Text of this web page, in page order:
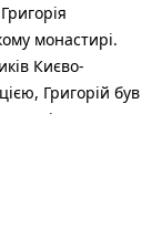
монастирі.
Києво-
Григорій був
та